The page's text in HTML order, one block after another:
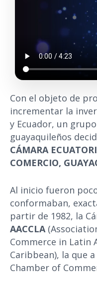
Con el objeto de
incrementar la
y Ecuador, un
guayaquileños
CÁMARA
COMERCIO,
Al inicio fueron
conformaban,
partir de 1982, la
AACCLA
Commerce in Latin
Caribbean), la que
Chamber of